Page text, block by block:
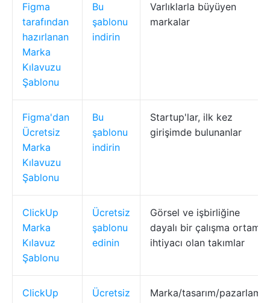
Figma
tarafından
hazırlanan
Marka
Kılavuzu
Şablonu
Bu
şablonu
indirin
Varlıklarla büyüyen
markalar
Figma'dan
Ücretsiz
Marka
Kılavuzu
Şablonu
Bu
şablonu
indirin
Startup'lar, ilk kez
girişimde bulunanlar
ClickUp
Marka
Kılavuz
Şablonu
Ücretsiz
şablonu
edinin
Görsel ve işbirliğine
dayalı bir çalışma ortamı
ihtiyacı olan takımlar
ClickUp
Ücretsiz
Marka/tasarım/pazarlama